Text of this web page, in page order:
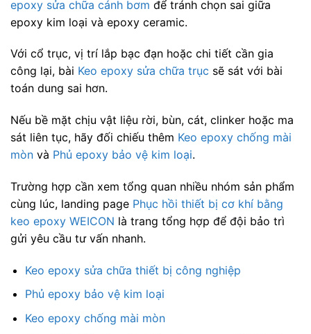
epoxy sửa chữa cánh bơm để tránh chọn sai giữa
epoxy kim loại và epoxy ceramic.
Với cổ trục, vị trí lắp bạc đạn hoặc chi tiết cần gia
công lại, bài Keo epoxy sửa chữa trục sẽ sát với bài
toán dung sai hơn.
Nếu bề mặt chịu vật liệu rời, bùn, cát, clinker hoặc ma
sát liên tục, hãy đối chiếu thêm Keo epoxy chống mài
mòn và Phủ epoxy bảo vệ kim loại.
Trường hợp cần xem tổng quan nhiều nhóm sản phẩm
cùng lúc, landing page Phục hồi thiết bị cơ khí bằng
keo epoxy WEICON là trang tổng hợp để đội bảo trì
gửi yêu cầu tư vấn nhanh.
Keo epoxy sửa chữa thiết bị công nghiệp
Phủ epoxy bảo vệ kim loại
Keo epoxy chống mài mòn